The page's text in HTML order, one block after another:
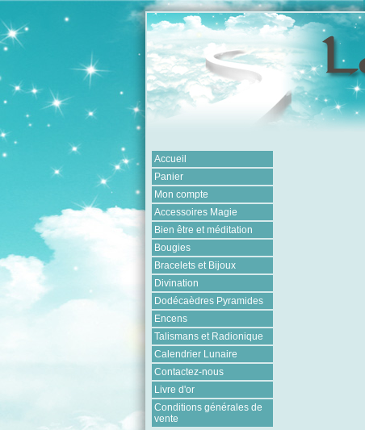
Accueil
Panier
Mon compte
Accessoires Magie
Bien être et méditation
Bougies
Bracelets et Bijoux
Divination
Dodécaèdres Pyramides
Encens
Talismans et Radionique
Calendrier Lunaire
Contactez-nous
Livre d'or
Conditions générales de
vente